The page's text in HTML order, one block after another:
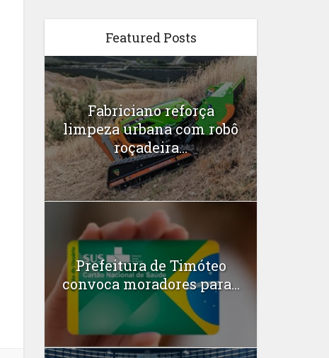
Featured Posts
Fabriciano reforça
limpeza urbana com robô
roçadeira...
Prefeitura de Timóteo
convoca moradores para...